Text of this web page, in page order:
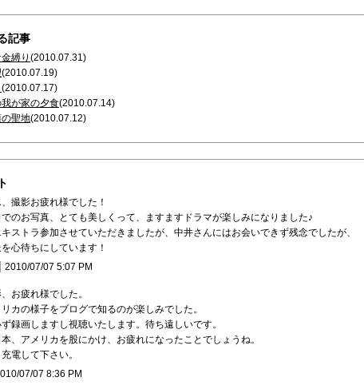
記事
縛り (2010.07.31)
(2010.07.19)
(2010.07.17)
が家の夕食(2010.07.14)
聖地(2010.07.12)
撮影お疲れ様でした！
のお写真、とても美しくって、ますますドラマが楽しみになりました♪
ストラ参加させていただきましたが、中井さんにはお会いできず残念でしたが、
心待ちにしています！
2010/07/07 5:07 PM
お疲れ様でした。
カの様子をブログで知るのが楽しみでした。
録画しますし視聴いたします。待ち遠しいです。
、アメリカを股にかけ、お疲れになったことでしょうね。
電して下さい。
07/07 8:36 PM